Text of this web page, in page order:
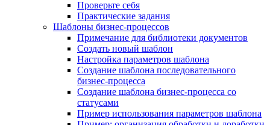
Проверьте себя
Практические задания
Шаблоны бизнес-процессов
Примечание для библиотеки документов
Создать новый шаблон
Настройка параметров шаблона
Создание шаблона последовательного
бизнес-процесса
Создание шаблона бизнес-процесса со
статусами
Пример использования параметров шаблона